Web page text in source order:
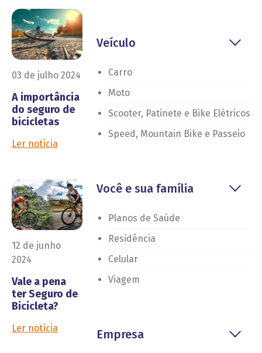
03 de julho 2024
A importância
do seguro de
bicicletas
Ler notícia
12 de junho
2024
Vale a pena
ter Seguro de
Bicicleta?
Ler notícia
Veículo
Carro
Moto
Scooter, Patinete e Bike Elétricos
Speed, Mountain Bike e Passeio
Você e sua família
Planos de Saúde
Residência
Celular
Viagem
Empresa